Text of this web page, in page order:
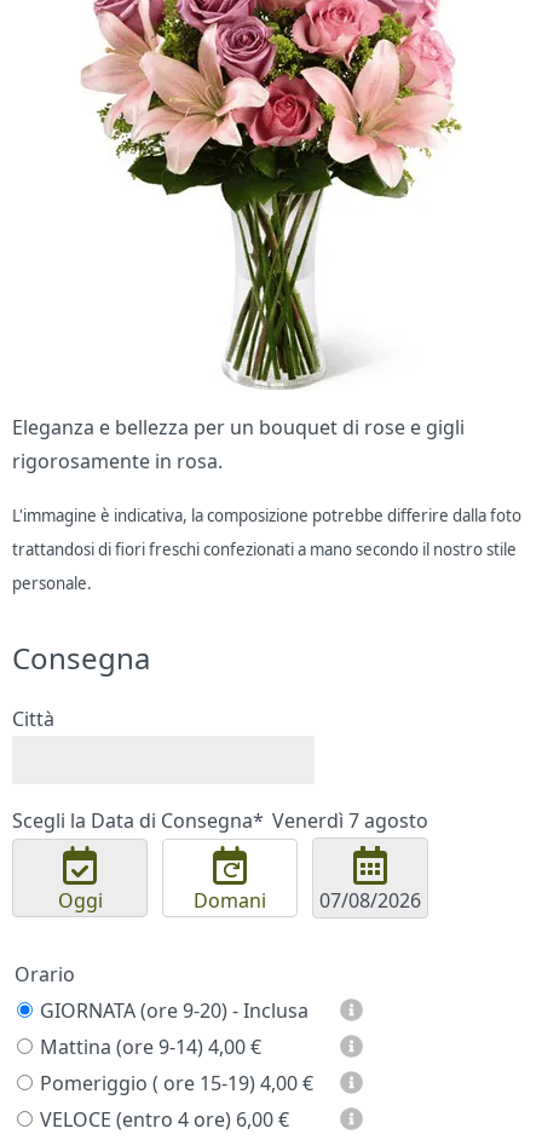
Eleganza e bellezza per un bouquet di rose e gigli
rigorosamente in rosa.
L'immagine è indicativa, la composizione potrebbe differire dalla foto
trattandosi di fiori freschi confezionati a mano secondo il nostro stile
personale.
Consegna
Città
Scegli la Data di Consegna* Venerdì 7 agosto
Oggi Domani
Orario
GIORNATA (ore 9-20) - Inclusa
Mattina (ore 9-14) 4,00 €
Pomeriggio ( ore 15-19) 4,00 €
VELOCE (entro 4 ore) 6,00 €